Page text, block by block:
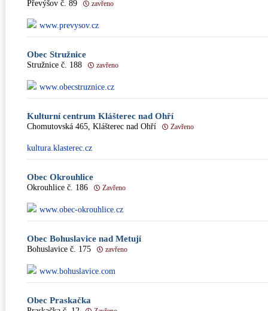
Převýšov č. 89 zavřeno
www.prevysov.cz
Obec Stružnice
Stružnice č. 188 zavřeno
www.obecstruznice.cz
Kulturní centrum Klášterec nad Ohří
Chomutovská 465, Klášterec nad Ohří Zavřeno
kultura.klasterec.cz
Obec Okrouhlice
Okrouhlice č. 186 Zavřeno
www.obec-okrouhlice.cz
Obec Bohuslavice nad Metují
Bohuslavice č. 175 zavřeno
www.bohuslavice.com
Obec Praskačka